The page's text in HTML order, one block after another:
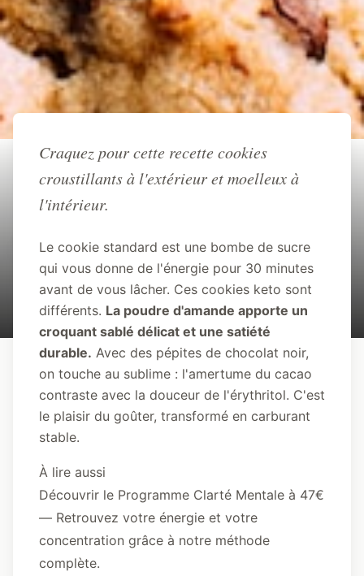
Retour à l'accueil
RECETTE
KETO
RECETTE
SANS
Cookies keto pépites de chocolat
JB Keto 15 min
Craquez pour cette recette cookies
croustillants à l'extérieur et moelleux à
l'intérieur.
Le cookie standard est une bombe de sucre
qui vous donne de l'énergie pour 30 minutes
avant de vous lâcher. Ces cookies keto sont
différents. La poudre d'amande apporte un
croquant sablé délicat et une satiété
durable. Avec des pépites de chocolat noir,
on touche au sublime : l'amertume du cacao
contraste avec la douceur de l'érythritol. C'est
le plaisir du goûter, transformé en carburant
stable.
À lire aussi
Découvrir le Programme Clarté Mentale à 47€
— Retrouvez votre énergie et votre
concentration grâce à notre méthode
complète.